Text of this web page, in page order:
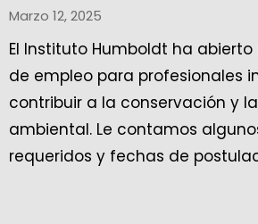
Marzo 12, 2025
El Instituto Humboldt ha
de empleo para profesionales
contribuir a la conservación y
ambiental. Le contamos
requeridos y fechas de